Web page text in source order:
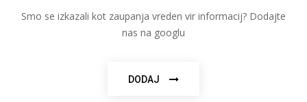
Smo se izkazali kot zaupanja vreden vir informacij? Dodajte
nas na googlu
DODAJ